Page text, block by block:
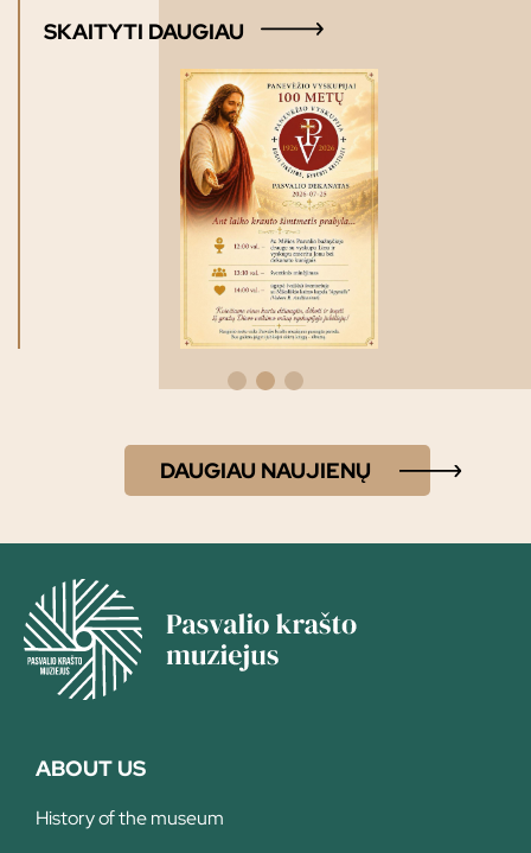
vyskupijos teritorijos dalis iki 1849 m.
priklausė Vil­niaus, o 12 jos parapijų – Žemaičių
vyskupijoms. 1920 m. Žemaičių vy­skupijos
Zarasų dekanato 13 bažnyčių pateko į
Lenkijos kariuomenės kon­troliuojamą
teritoriją. Jos 1925 m. priskirtos prie Vilniaus
arkivyskupijos. 1926 m. iš Žemaičių vyskupijos
šiaurės rytų dalies sudaryta Panevėžio vy­
skupija. Jai priklausė šie dekanatai: Anykščių
(išskyrus Kurklių ir Balninkų parapijas), Biržų,
Kupiškio, Panevėžio, Pasvalio, Raguvos,
Rokiškio, Šedu­vos (be Radviliškio ir Šiaulėnų
parapijų su Polekėlės filija), Utenos (be
Suginčių filijos) ir…
SKAITYTI DAUGIAU
DAUGIAU NAUJIENŲ
ABOUT US
History of the museum